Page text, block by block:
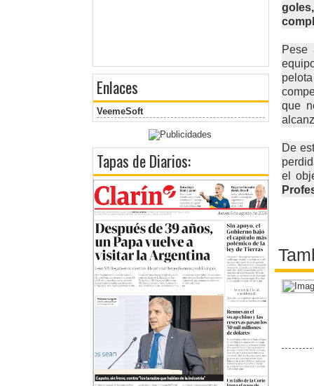
Enlaces
VeemeSoft
Tapas de Diarios:
Pese
que
De
el